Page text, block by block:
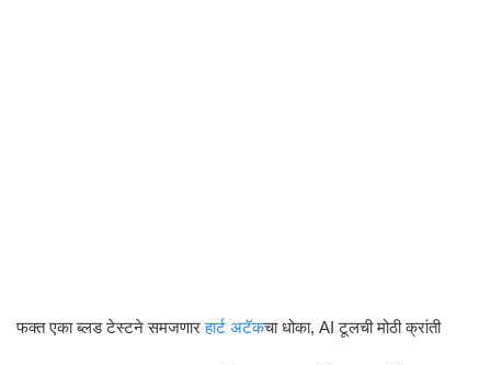
फक्त एका ब्लड टेस्टने समजणारहार्ट अटॅकचा धोका, AI टूलची मोठी क्रांती